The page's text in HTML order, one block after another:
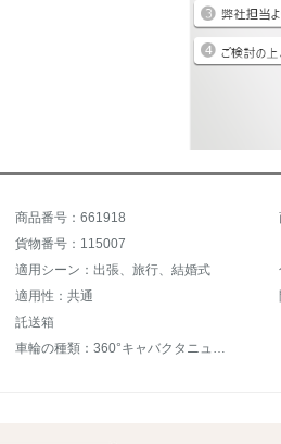
商品番号：661918
貨物番号：115007
適用シーン：出張、旅行、結婚式
適用性：共通
託送箱
車輪の種類：360°キャバクタニュース